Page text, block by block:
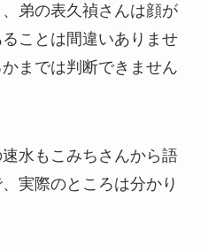
弟の表久禎さんは顔が
ことは間違いありませ
までは判断できません
水もこみちさんから語
実際のところは分かり